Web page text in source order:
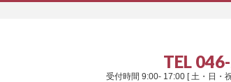
TEL
受付時間 9:00- 17:00 [ 土・日・